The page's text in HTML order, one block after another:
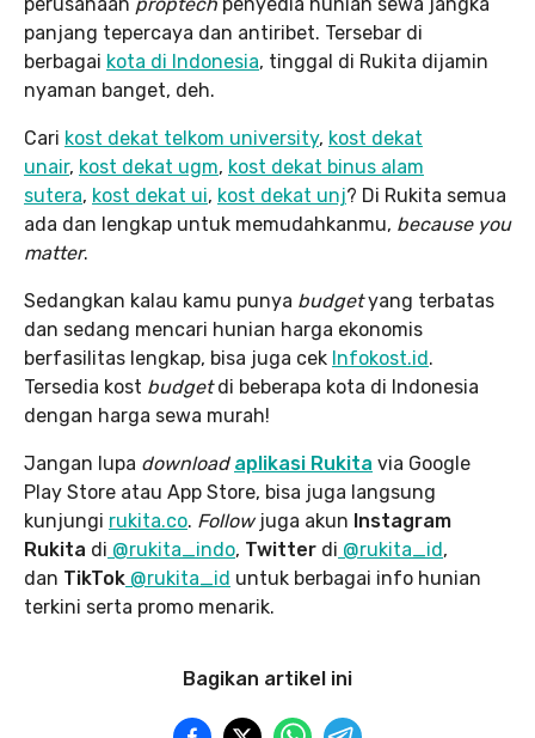
panjang tepercaya dan antiribet. Tersebar di
berbagai kota di Indonesia, tinggal di Rukita dijamin
nyaman banget, deh.
Cari kost dekat telkom university, kost dekat
unair, kost dekat ugm, kost dekat binus alam
sutera, kost dekat ui, kost dekat unj? Di Rukita semua
ada dan lengkap untuk memudahkanmu, because you
matter.
Sedangkan kalau kamu punya budgetyang terbatas
dan sedang mencari hunian harga ekonomis
berfasilitas lengkap, bisa juga cek Infokost.id.
Tersedia kost budgetdi beberapa kota di Indonesia
dengan harga sewa murah!
Jangan lupa download aplikasi Rukita via Google
Play Store atau App Store, bisa juga langsung
kunjungi rukita.co. Followjuga akun Instagram
Rukita di @rukita_indo, Twitter di @rukita_id,
dan TikTok @rukita_id untuk berbagai info hunian
terkini serta promo menarik.
Bagikan artikel ini